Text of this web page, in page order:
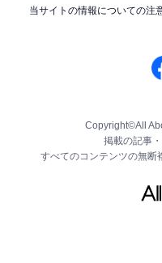
当サイトの情報についての注
Copyright©All
掲載の記事
すべてのコンテンツの無断